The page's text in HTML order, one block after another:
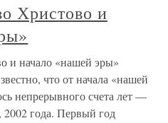
Христово и
и начало «нашей эры»
что от начала «нашей
непрерывного счета лет —
2002 года. Первый год